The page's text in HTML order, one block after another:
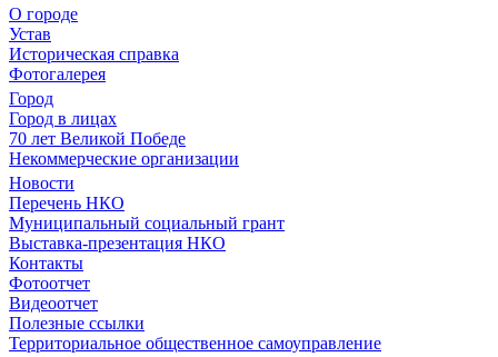
О городе
Устав
Историческая справка
Фотогалерея
Город
Город в лицах
70 лет Великой Победе
Некоммерческие организации
Новости
Перечень НКО
Муниципальный социальный грант
Выставка-презентация НКО
Контакты
Фотоотчет
Видеоотчет
Полезные ссылки
Территориальное общественное самоуправление